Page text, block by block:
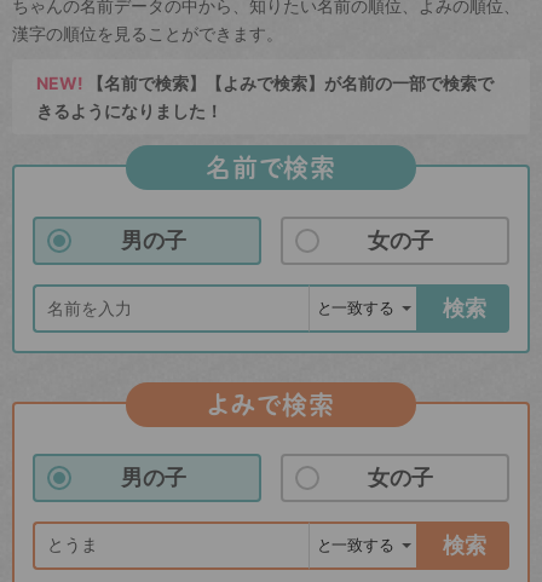
ちゃんの名前データの中から、知りたい名前の順位、よみの順位、
漢字の順位を見ることができます。
NEW! 【名前で検索】【よみで検索】が名前の一部で検索で
きるようになりました！
名前で検索
男の子 女の子
検索
よみで検索
男の子 女の子
検索